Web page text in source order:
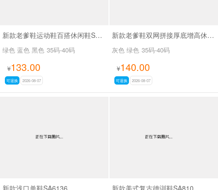
新款老爹鞋运动鞋百搭休闲鞋SA26775
绿色 蓝色 黑色 35码-40码
¥133.00
可退换 2026-08-07
新款老爹鞋双网拼接厚底增高休闲鞋SA9325
灰色 绿色 35码-40码
¥140.00
可退换 2026-08-07
新款浅口单鞋SA6136 新款美式复古德训鞋SA810